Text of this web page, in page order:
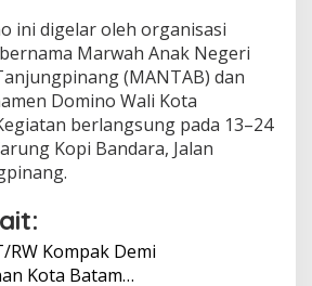
n
g
ini digelar oleh organisasi
Marwah Anak Negeri
(MANTAB) dan
Domino Wali Kota
berlangsung pada 13–24
Kopi Bandara, Jalan
RW Kompak Demi
Kota Batam…